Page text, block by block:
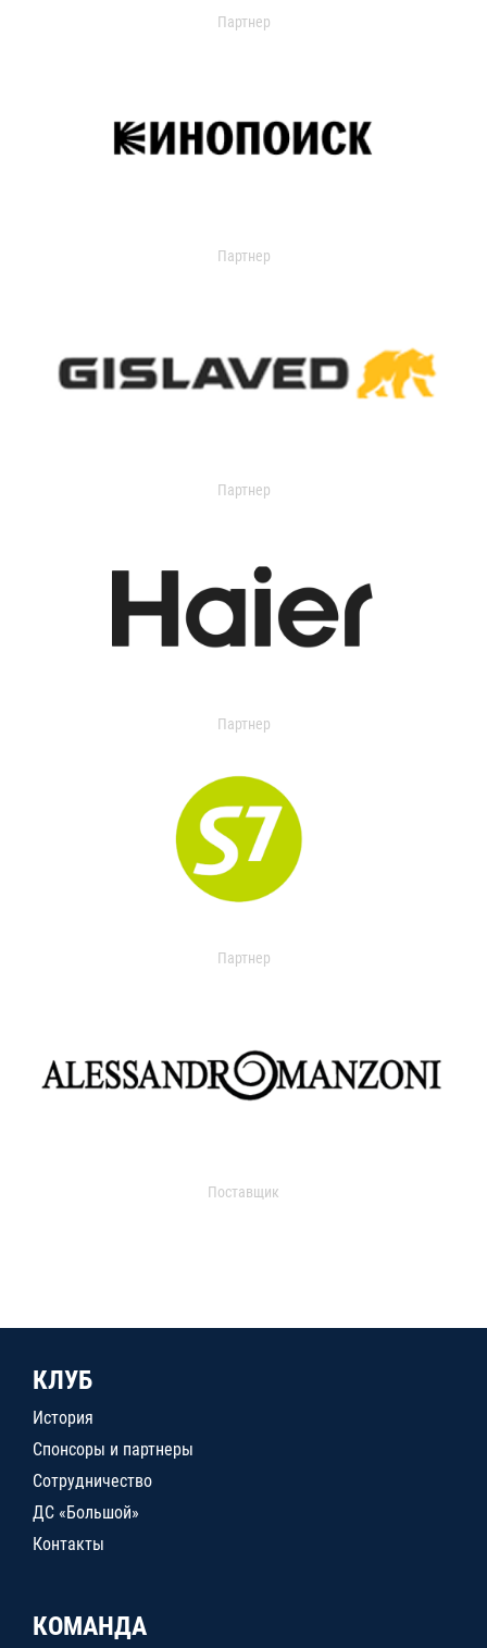
Партнер
Партнер
Партнер
Партнер
Партнер
Поставщик
КЛУБ
История
Спонсоры и партнеры
Сотрудничество
ДС «Большой»
Контакты
КОМАНДА